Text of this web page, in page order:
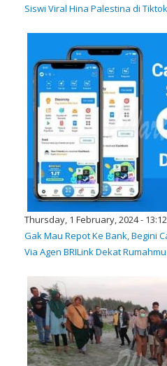
Siswi Viral Hina Palestina di
Thursday, 1 February, 2024 - 13:12
Gak Mau Repot Ke Bank, Begini
Via Agen BRILink Dekat Rumahmu